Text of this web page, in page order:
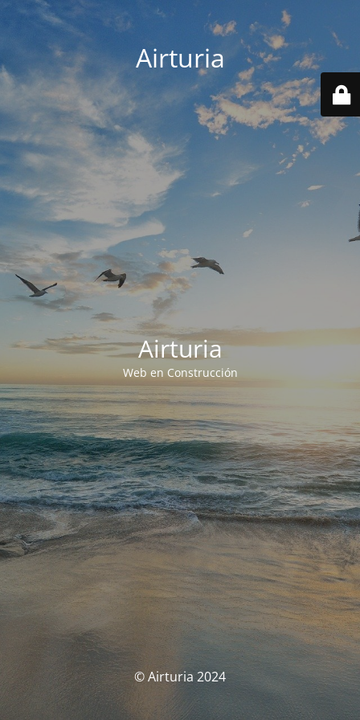
Airturia
Airturia
Web en Construcción
© Airturia 2024